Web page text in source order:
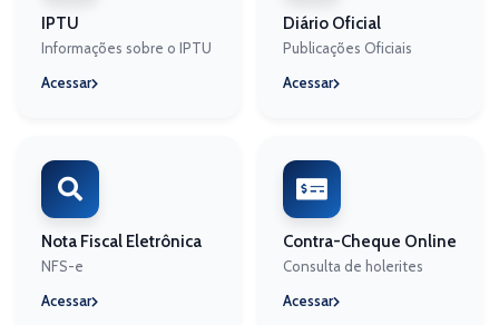
IPTU
Informações sobre o IPTU
Acessar
Diário Oficial
Publicações Oficiais
Acessar
Nota Fiscal Eletrônica
NFS-e
Acessar
Contra-Cheque Online
Consulta de holerites
Acessar